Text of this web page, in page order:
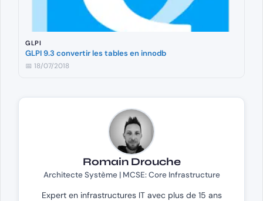
GLPI
GLPI 9.3 convertir les tables en innodb
📅 18/07/2018
Romain Drouche
Architecte Système | MCSE: Core Infrastructure
Expert en infrastructures IT avec plus de 15 ans